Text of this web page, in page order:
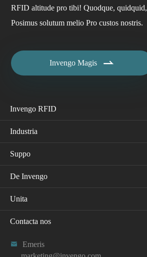
RFID altitude pro tibi! Quodque, quidquid,
Posimus solutum melio Pro custos nostris.
Invengo Magis 
Invengo RFID
Industria
Suppo
De Invengo
Unita
Contacta nos

Emeris